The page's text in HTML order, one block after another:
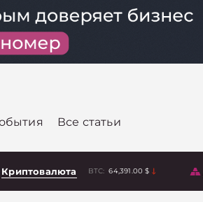
Все статьи
Криптовалюта BTC: 64,391.00 $